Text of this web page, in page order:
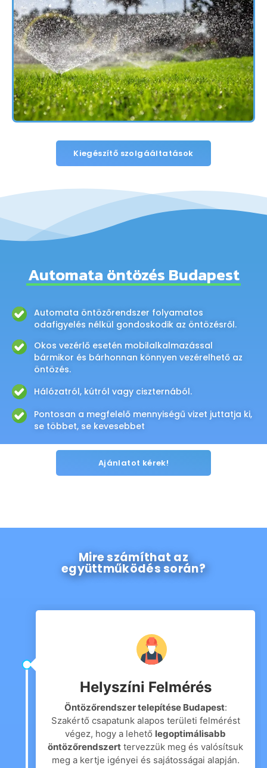
Kiegészítő szolgááltatások
Automata öntözés Budapest
Automata öntözőrendszer folyamatos
odafigyelés nélkül gondoskodik az öntözésről.
Okos vezérlő esetén mobilalkalmazással
bármikor és bárhonnan könnyen vezérelhető az
öntözés.
Hálózatról, kútról vagy ciszternából.
Pontosan a megfelelő mennyiségű vizet juttatja ki,
se többet, se kevesebbet
Ajánlatot kérek!
Mire számíthat az
együttműködés során?
Helyszíni Felmérés
Öntözőrendszer telepítése Budapest:
Szakértő csapatunk alapos területi felmérést
végez, hogy a lehető legoptimálisabb
öntözőrendszert tervezzük meg és valósítsuk
meg a kertje igényei és sajátosságai alapján.